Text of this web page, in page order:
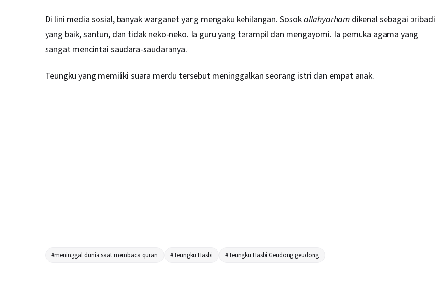
Di lini media sosial, banyak warganet yang mengaku kehilangan. Sosokallahyarham dikenal sebagai pribadi
yang baik, santun, dan tidak neko-neko. Ia guru yang terampil dan mengayomi. Ia pemuka agama yang
sangat mencintai saudara-saudaranya.
Teungku yang memiliki suara merdu tersebut meninggalkan seorang istri dan empat anak.
#meninggal dunia saat membaca quran #Teungku Hasbi #Teungku Hasbi Geudong geudong